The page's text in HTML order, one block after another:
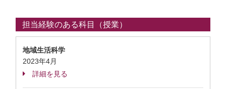
担当経験のある科目（授業）
地域生活科学
2023年4月
詳細を見る